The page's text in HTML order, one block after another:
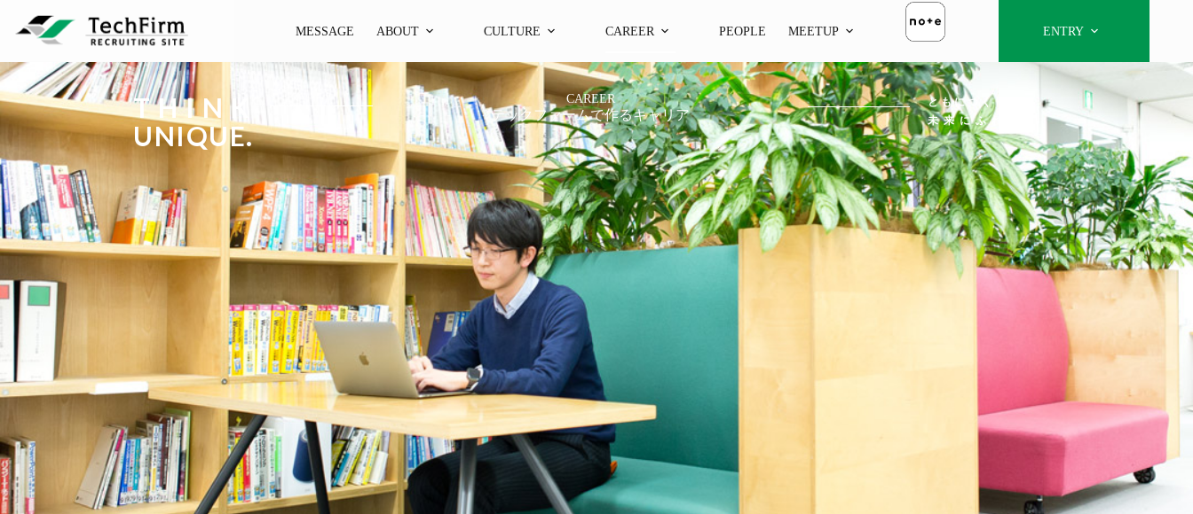
MESSAGE ABOUT CULTURE CAREER PEOPLE MEETUP ENTRY
T H I N K
UNIQUE.
CAREER
テックファームで作るキャリア
と も に つ く り 、
未 来 に ふ れ る